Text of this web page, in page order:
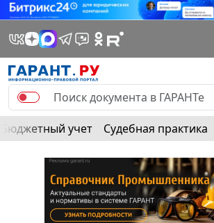
Бюджетный учет Судебная практика